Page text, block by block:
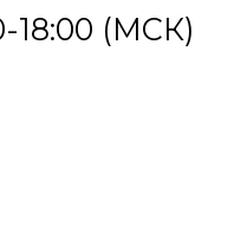
18:00 (МСК)